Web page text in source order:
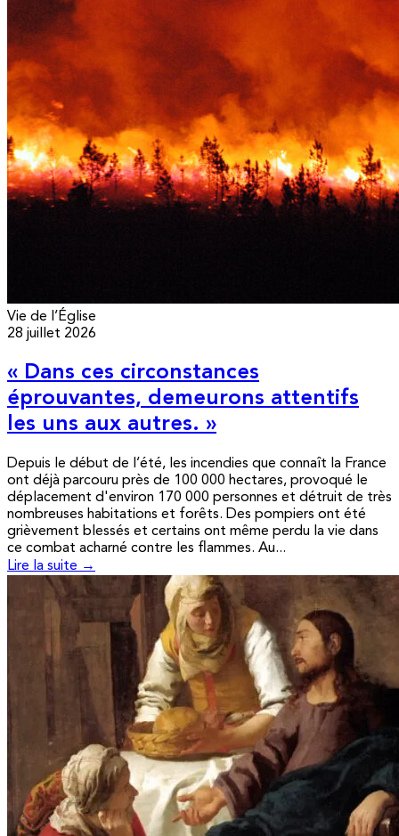
Vie de l’Église
28 juillet 2026
« Dans ces circonstances
éprouvantes, demeurons attentifs
les uns aux autres. »
Depuis le début de l’été, les incendies que connaît la France
ont déjà parcouru près de 100 000 hectares, provoqué le
déplacement d'environ 170 000 personnes et détruit de très
nombreuses habitations et forêts. Des pompiers ont été
grièvement blessés et certains ont même perdu la vie dans
ce combat acharné contre les flammes. Au...
Lire la suite →